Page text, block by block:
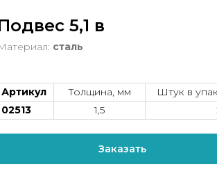
5,1 в
сталь
Артикул Толщина, мм
Штук в
02513
1,5
Заказать